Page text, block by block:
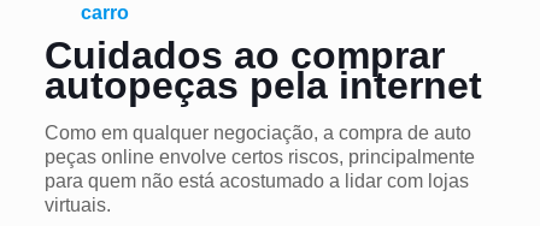
carro
Cuidados ao comprar
autopeças pela internet
Como em qualquer negociação, a compra de auto
peças online envolve certos riscos, principalmente
para quem não está acostumado a lidar com lojas
virtuais.